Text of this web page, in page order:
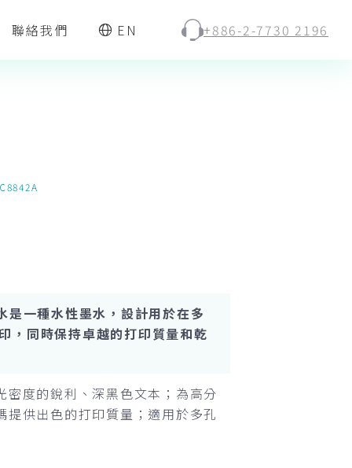
聯絡我們 EN +886-2-7730 2196
是一種水性墨水，設計用於在多
，同時保持卓越的打印質量和乾
密度的銳利、深黑色文本；為高分
提供出色的打印質量；適用於多孔